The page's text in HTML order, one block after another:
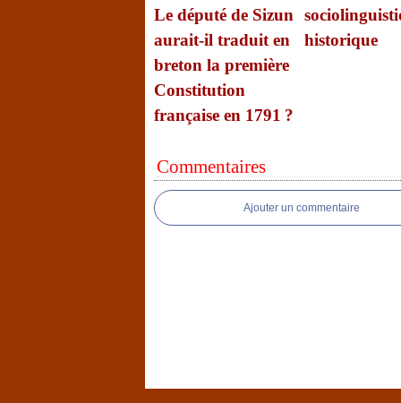
Le député de Sizun
aurait-il traduit en
breton la première
Constitution
française en 1791 ?
historique
Commentaires
Ajouter un commentaire